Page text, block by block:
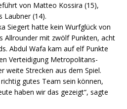
von Matteo Kossira (15),
Laubner (14).
Siegert hatte kein Wurfglück von
Allrounder mit zwölf Punkten, acht
Abdul Wafa kam auf elf Punkte
Verteidigung Metropolitans-
weite Strecken aus dem Spiel.
gutes Team sein können,
haben wir das gezeigt“, sagte